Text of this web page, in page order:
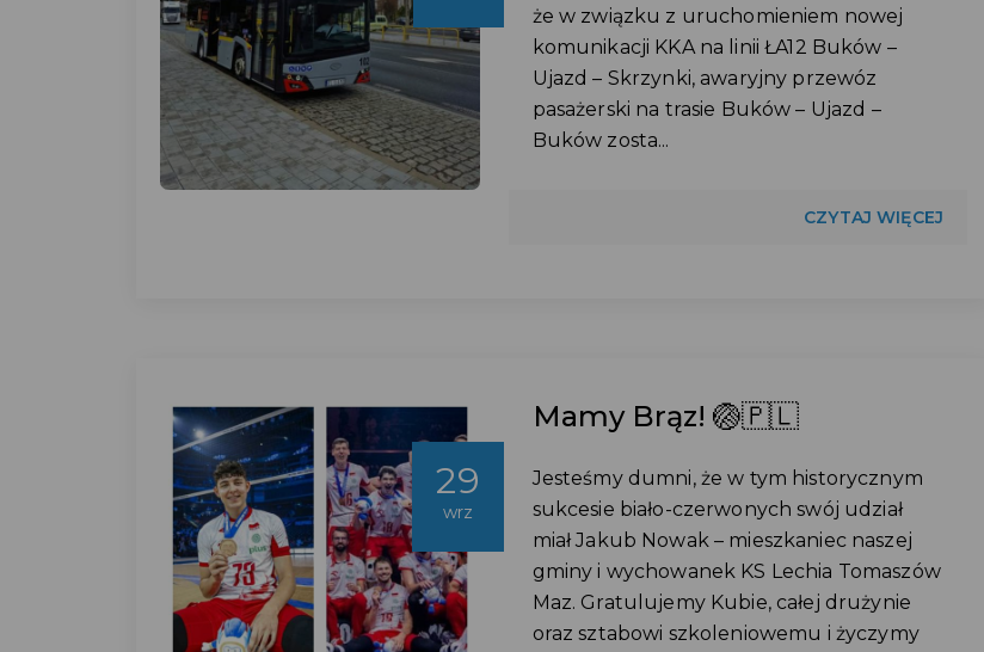
że w związku z uruchomieniem nowej
komunikacji KKA na linii ŁA12 Buków –
Ujazd – Skrzynki, awaryjny przewóz
pasażerski na trasie Buków – Ujazd –
Buków zosta...
CZYTAJ WIĘCEJ
29
wrz
Mamy Brąz! 🏐🇵🇱
Jesteśmy dumni, że w tym historycznym
sukcesie biało-czerwonych swój udział
miał Jakub Nowak – mieszkaniec naszej
gminy i wychowanek KS Lechia Tomaszów
Maz. Gratulujemy Kubie, całej drużynie
oraz sztabowi szkoleniowemu i życzymy